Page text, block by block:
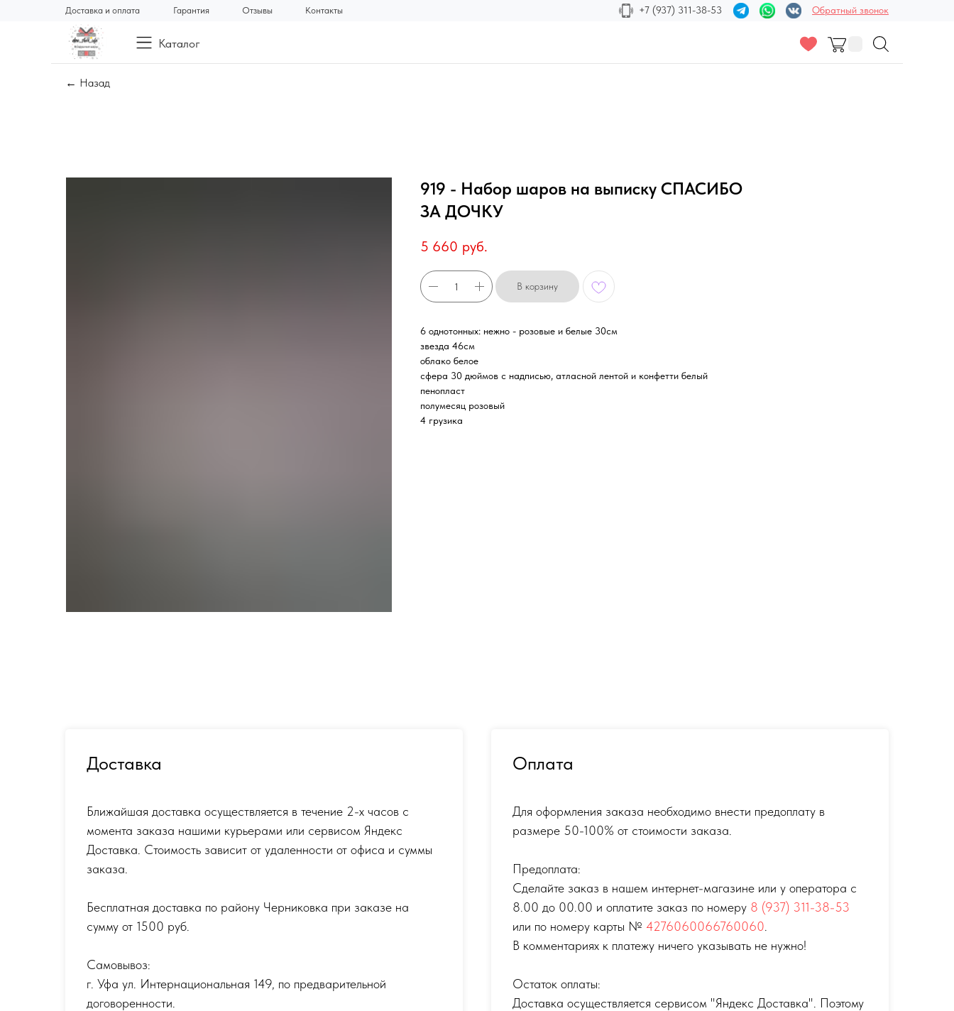
Отзывы Обратный звонок
+7 (937) 311-38-53
Контакты
Гарантия
Доставка и оплата
Каталог
← Назад
919 - Набор шаров на выписку СПАСИБО
ЗА ДОЧКУ
5 660 руб.
В корзину
6 однотонных: нежно - розовые и белые 30см
звезда 46см
облако белое
сфера 30 дюймов с надписью, атласной лентой и конфетти белый
пенопласт
полумесяц розовый
4 грузика
Доставка
Ближайшая доставка осуществляется в течение 2-х часов с
момента заказа нашими курьерами или сервисом Яндекс
Доставка. Стоимость зависит от удаленности от офиса и суммы
заказа.
Бесплатная доставка по району Черниковка при заказе на
сумму от 1500 руб.
Самовывоз:
г. Уфа ул. Интернациональная 149, по предварительной
договоренности.
Оплата
Для оформления заказа необходимо внести предоплату в
размере 50-100% от стоимости заказа.
Предоплата:
Сделайте заказ в нашем интернет-магазине или у оператора с
8.00 до 00.00 и оплатите заказ по номеру 8 (937) 311-38-53
или по номеру карты № 4276060066760060
В комментариях к платежу ничего указывать не нужно!
Остаток оплаты:
Доставка осуществляется сервисом "Яндекс Доставка". Поэтому